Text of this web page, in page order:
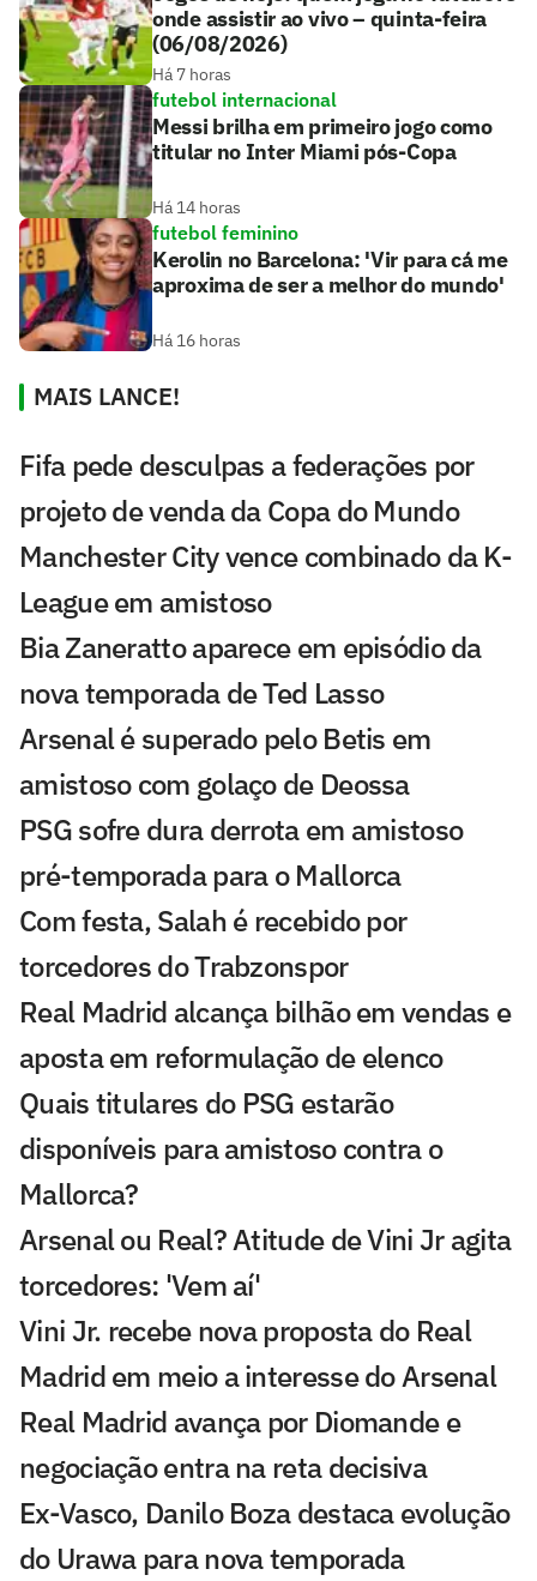
onde assistir ao vivo – quinta-feira
(06/08/2026)
Há 7 horas
futebol internacional
Messi brilha em primeiro jogo como
titular no Inter Miami pós-Copa
Há 14 horas
futebol feminino
Kerolin no Barcelona: 'Vir para cá me
aproxima de ser a melhor do mundo'
Há 16 horas
MAIS LANCE!
Fifa pede desculpas a federações por
projeto de venda da Copa do Mundo
Manchester City vence combinado da K-
League em amistoso
Bia Zaneratto aparece em episódio da
nova temporada de Ted Lasso
Arsenal é superado pelo Betis em
amistoso com golaço de Deossa
PSG sofre dura derrota em amistoso
pré-temporada para o Mallorca
Com festa, Salah é recebido por
torcedores do Trabzonspor
Real Madrid alcança bilhão em vendas e
aposta em reformulação de elenco
Quais titulares do PSG estarão
disponíveis para amistoso contra o
Mallorca?
Arsenal ou Real? Atitude de Vini Jr agita
torcedores: 'Vem aí'
Vini Jr. recebe nova proposta do Real
Madrid em meio a interesse do Arsenal
Real Madrid avança por Diomande e
negociação entra na reta decisiva
Ex-Vasco, Danilo Boza destaca evolução
do Urawa para nova temporada